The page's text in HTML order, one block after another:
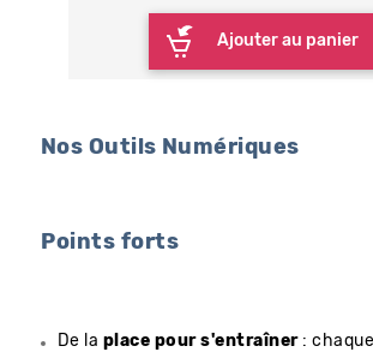
Ajouter au panier
Nos Outils Numériques
Points forts
De la place pour s'entraîner: